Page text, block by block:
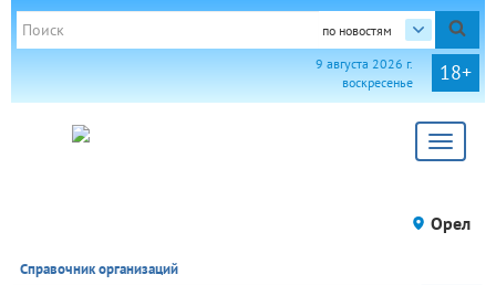
по новостям
18+
9 августа 2026 г.
воскресенье
Toggle
Орел
Справочник организаций